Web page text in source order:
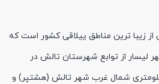
زیبا ترین مناطق ییلاقی کشور است که
لیسار از توابع شهرستان تالش در
سرسبز گیلان و 36 کیلومتری شمال غرب شهر تالش (هشتپر) و